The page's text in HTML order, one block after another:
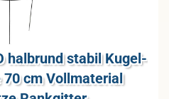
halb­rund sta­bil Ku­gel­
70 cm Voll­ma­te­ri­al